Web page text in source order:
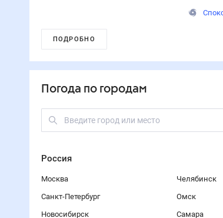
ПОДРОБНО
Погода по городам
Россия
Москва
Санкт-Петербург
Новосибирск
Челябинск
Омск
Самара